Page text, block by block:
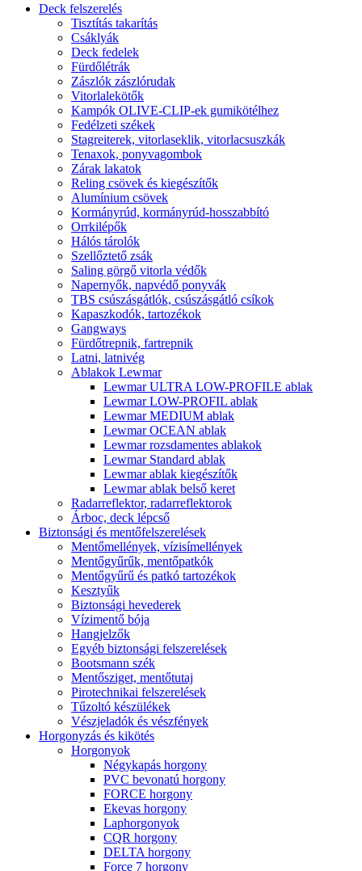
Deck felszerelés
Tisztítás takarítás
Csáklyák
Deck fedelek
Fürdőlétrák
Zászlók zászlórudak
Vitorlalekötők
Kampók OLIVE-CLIP-ek gumikötélhez
Fedélzeti székek
Stagreiterek, vitorlaseklik, vitorlacsuszkák
Tenaxok, ponyvagombok
Zárak lakatok
Reling csövek és kiegészítők
Alumínium csövek
Kormányrúd, kormányrúd-hosszabbító
Orrkilépők
Hálós tárolók
Szellőztető zsák
Saling görgő vitorla védők
Napernyők, napvédő ponyvák
TBS csúszásgátlók, csúszásgátló csíkok
Kapaszkodók, tartozékok
Gangways
Fürdőtrepnik, fartrepnik
Latni, latnivég
Ablakok Lewmar
Lewmar ULTRA LOW-PROFILE ablak
Lewmar LOW-PROFIL ablak
Lewmar MEDIUM ablak
Lewmar OCEAN ablak
Lewmar rozsdamentes ablakok
Lewmar Standard ablak
Lewmar ablak kiegészítők
Lewmar ablak belső keret
Radarreflektor, radarreflektorok
Árboc, deck lépcső
Biztonsági és mentőfelszerelések
Mentőmellények, vízisímellények
Mentőgyűrűk, mentőpatkók
Mentőgyűrű és patkó tartozékok
Kesztyűk
Biztonsági hevederek
Vízimentő bója
Hangjelzők
Egyéb biztonsági felszerelések
Bootsmann szék
Mentősziget, mentőtutaj
Pirotechnikai felszerelések
Tűzoltó készülékek
Vészjeladók és vészfények
Horgonyzás és kikötés
Horgonyok
Négykapás horgony
PVC bevonatú horgony
FORCE horgony
Ekevas horgony
Laphorgonyok
CQR horgony
DELTA horgony
Force 7 horgony